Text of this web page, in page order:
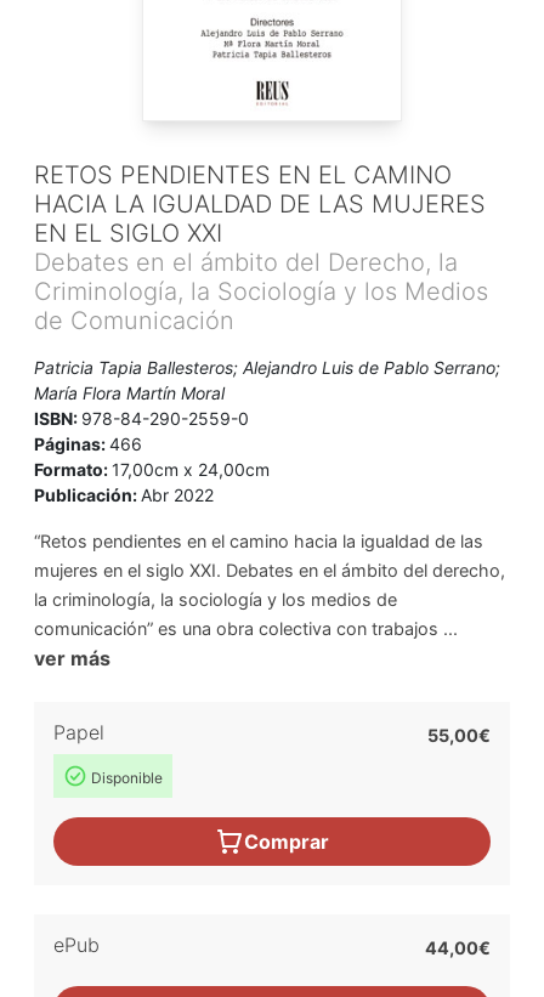
RETOS PENDIENTES EN EL CAMINO
HACIA LA IGUALDAD DE LAS MUJERES
EN EL SIGLO XXI
Debates en el ámbito del Derecho, la
Criminología, la Sociología y los Medios
de Comunicación
Patricia Tapia Ballesteros; Alejandro Luis de Pablo Serrano;
María Flora Martín Moral
ISBN: 978-84-290-2559-0
Páginas:466
Formato:17,00cm x 24,00cm
Publicación:Abr 2022
“Retos pendientes en el camino hacia la igualdad de las
mujeres en el siglo XXI. Debates en el ámbito del derecho,
la criminología, la sociología y los medios de
comunicación” es una obra colectiva con trabajos ...
ver más
Papel
Disponible
55,00€
Comprar
ePub 44,00€